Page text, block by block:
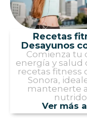
Recetas
Desayunos
Comienza tu
energía y salud
recetas fitness
Sonora,
mantenerte
Ver más